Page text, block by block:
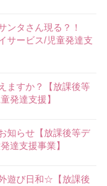
ンタさん現る？！
サービス/児童発達支
ますか？【放課後等
発達支援】
知らせ【放課後等デ
達支援事業】
遊び日和☆【放課後